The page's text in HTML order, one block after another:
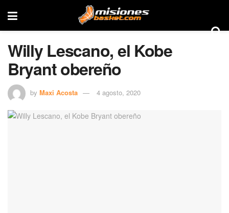
Willy Lescano, el Kobe
Bryant obereño
by Maxi Acosta 4 agosto, 2020